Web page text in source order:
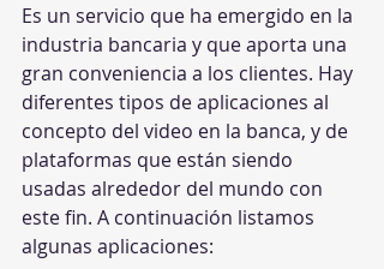
Es un servicio que ha emergido en la
industria bancaria y que aporta una
gran conveniencia a los clientes. Hay
diferentes tipos de aplicaciones al
concepto del video en la banca, y de
plataformas que están siendo
usadas alrededor del mundo con
este fin. A continuación listamos
algunas aplicaciones: